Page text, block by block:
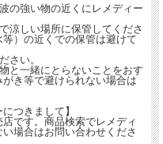
の強い物の近くにレメディー
涼しい場所に保管してくださ
）の近くでの保管は避けて
さい。
と一緒にとらないことをおす
き等で避けられない場合は
つきまして】
です。商品検索でレメディ
場合はお問い合わせくださ